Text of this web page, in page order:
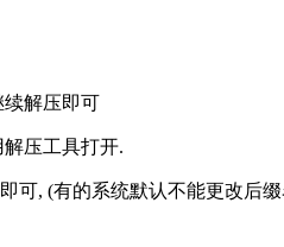
续解压即可
压工具打开.
可, (有的系统默认不能更改后